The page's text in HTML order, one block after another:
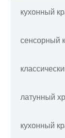
кухонный
сенсорный
латунный
кухонный